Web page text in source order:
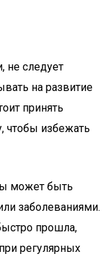
не следует
на развитие
принять
чтобы избежать
может быть
заболеваниями.
прошла,
регулярных